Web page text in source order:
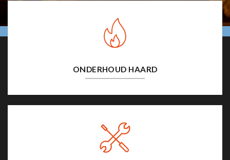
ONDERHOUD HAARD